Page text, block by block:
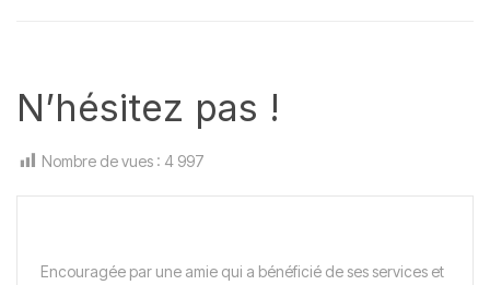
N’hésitez pas !
Nombre de vues : 4 997
Encouragée par une amie qui a bénéficié de ses services et